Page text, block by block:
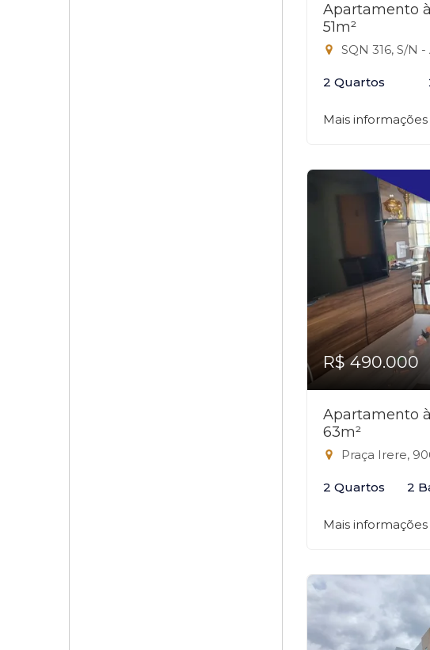
Apartamento
51m²
SQN 316, S/N
2 Quartos
Mais informações
R$ 490.000
Apartamento
63m²
Praça Irere,
2 Quartos 2
Mais informações